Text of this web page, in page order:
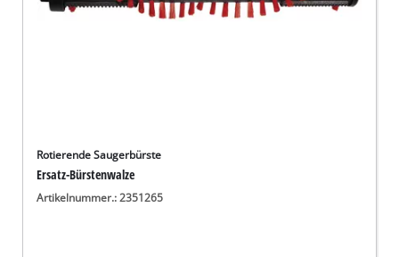
Rotierende Saugerbürste
Ersatz-Bürstenwalze
Artikelnummer.: 2351265